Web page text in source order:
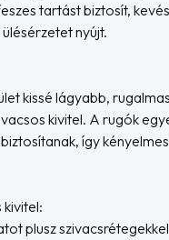
tartást biztosít,
nyújt.
kissé lágyabb,
kivitel. A rugók
így
plusz